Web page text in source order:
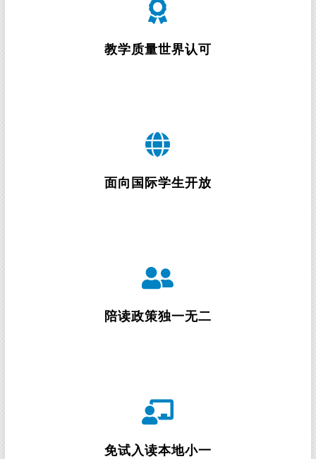
教学质量世界认可
新加坡作为亚洲的教育重镇，其教学体系和质量一直
备受认可。新加坡幼儿园课程主要发展孩子的语言技
户外活动等几个方面，以促进孩子的综合素质发展
面向国际学生开放
新加坡的幼儿园之所以能够吸引大批海外家长，除了
其教学质量有保证外，另一重要因素即为其相对其他
私立或国际学校均向国际学生开放
陪读政策独一无二
低龄留学不少家长都会担心孩子那么小，一个人在新
加坡怎么生活? 这一点在有陪读政策的新加坡就不用担
奶、外婆其中一位可以陪读家属身份照顾孩子
免试入读本地小一
孩子作为国际学生读完幼儿园后，如果政府学校有学
过来新加坡读书，则必须参加入学考试 (AEIS)